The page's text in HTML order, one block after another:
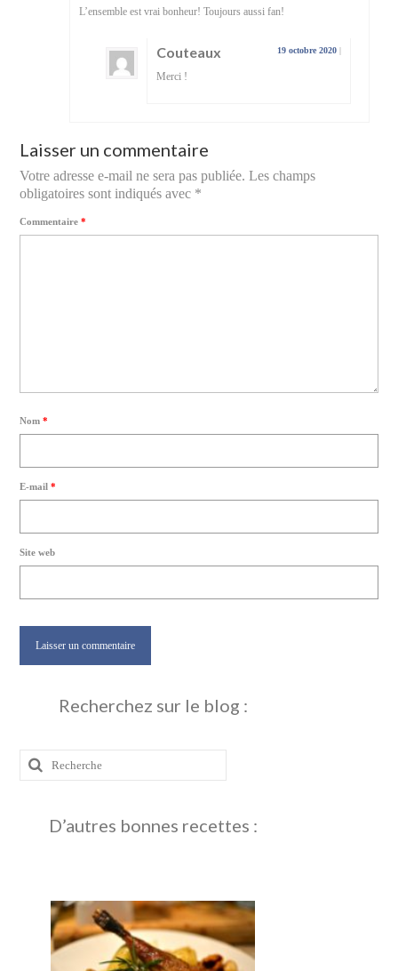
L’ensemble est vrai bonheur! Toujours aussi fan!
Couteaux 19 octobre 2020 |
Merci !
Laisser un commentaire
Votre adresse e-mail ne sera pas publiée. Les champs
obligatoires sont indiqués avec *
Commentaire*
Nom*
E-mail*
Site web
Recherchez sur le blog :
D’autres bonnes recettes :